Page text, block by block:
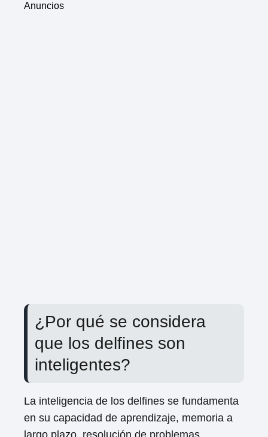
Anuncios
¿Por qué se considera
que los delfines son
inteligentes?
La inteligencia de los delfines se fundamenta
en su capacidad de aprendizaje, memoria a
largo plazo, resolución de problemas,